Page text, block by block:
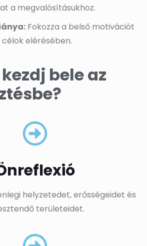
a megvalósításukhoz.
Fokozza a belső motivációt
elérésében.
bele az
helyzetedet, erősségeidet és
területeidet.